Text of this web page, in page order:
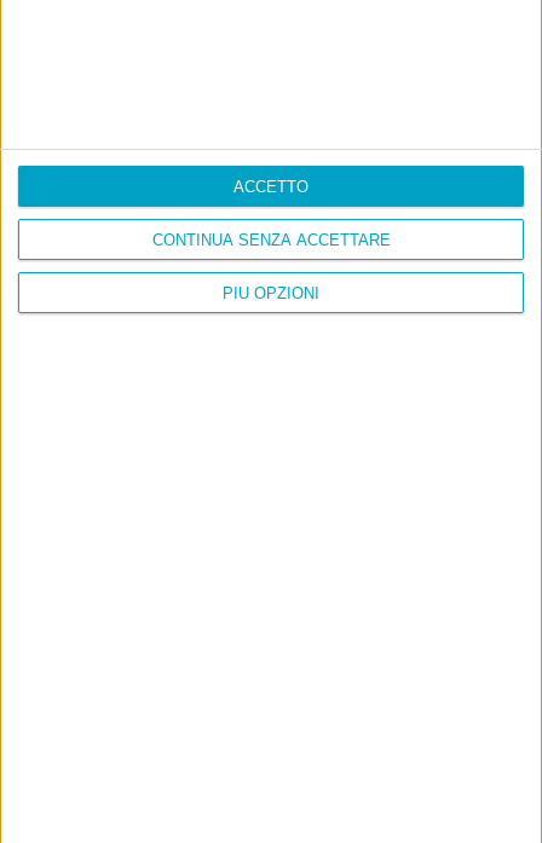
PIÙ OPZIONI
CONTINUA SENZA ACCETTARE
ACCETTO